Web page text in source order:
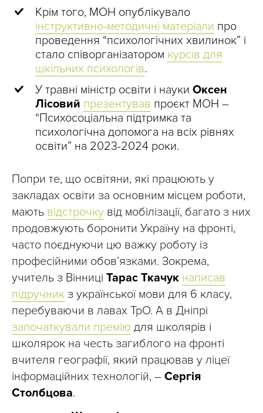
Крім того, МОН опублікувало
інструктивно-методичні матеріали про
проведення “психологічних хвилинок” і
стало співорганізатором курсів для
шкільних психологів.
У травні міністр освіти і науки Оксен
Лісовий презентував проєкт МОН –
“Психосоціальна підтримка та
психологічна допомога на всіх рівнях
освіти” на 2023-2024 роки.
Попри те, що освітяни, які працюють у
закладах освіти за основним місцем роботи,
мають відстрочку від мобілізації, багато з них
продовжують боронити Україну на фронті,
часто поєднуючи цю важку роботу із
професійними обов’язками. Зокрема,
учитель з Вінниці Тарас Ткачук написав
підручник з української мови для 6 класу,
перебуваючи в лавах ТрО. А в Дніпрі
започаткували премію для школярів і
школярок на честь загиблого на фронті
вчителя географії, який працював у ліцеї
інформаційних технологій, – Сергія
Столбцова.